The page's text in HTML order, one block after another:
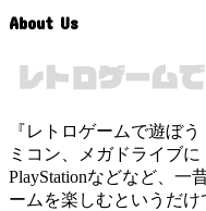
About Us
『レトロゲームで遊ぼ
ミコン、メガドライブに
PlayStationなどなど、一
ームを楽しむというだ